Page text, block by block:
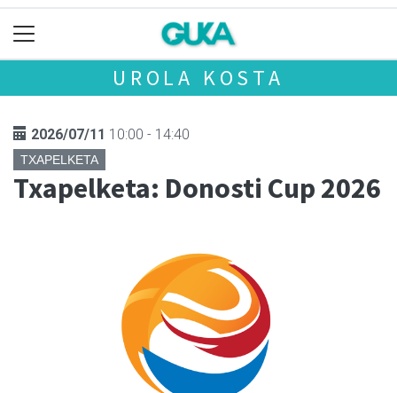
UROLA KOSTA
2026/07/11 10:00 - 14:40
TXAPELKETA
Txapelketa: Donosti Cup 2026